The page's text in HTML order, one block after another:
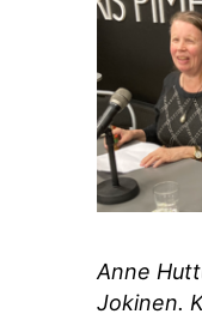
Anne
Jokinen.